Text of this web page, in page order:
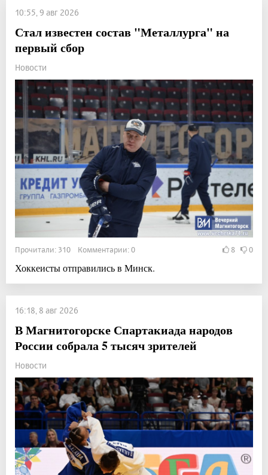
10:55, 9 авг 2026
Стал известен состав "Металлурга" на
первый сбор
Новости
Прочитали: 310 Комментарии: 0 8 0
Хоккеисты отправились в Минск.
16:18, 8 авг 2026
В Магнитогорске Спартакиада народов
России собрала 5 тысяч зрителей
Новости